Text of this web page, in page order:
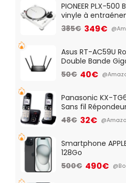
QWERTY UK - Noir
PIONEER PLX-
vinyle à
vitesses (33-45-
pre-ampli intégré
385€ 349€
Asus RT-AC59U
Double Bande
Client VPN, Triple
d'accès et Bridge,
50€ 40€
Panasonic KX-
Sans fil
Française]
48€ 32€
Smartphone
128Go
500€ 490€